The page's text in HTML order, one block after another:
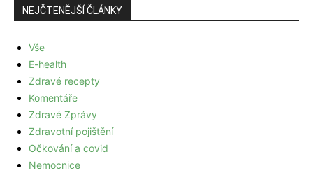
NEJČTENĚJŠÍ ČLÁNKY
Vše
E-health
Zdravé recepty
Komentáře
Zdravé Zprávy
Zdravotní pojištění
Očkování a covid
Nemocnice